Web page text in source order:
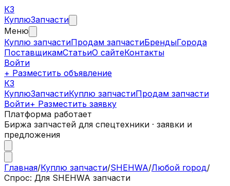
КЗ
КуплюЗапчасти
Меню
Куплю запчастиПродам запчастиБрендыГорода
ПоставщикамСтатьиО сайтеКонтакты
Войти
+ Разместить объявление
КЗ
КуплюЗапчастиКуплю запчастиПродам запчасти
Войти+ Разместить заявку
Платформа работает
Биржа запчастей для спецтехники · заявки и
предложения
Главная/Куплю запчасти/SHEHWA/Любой город/
Спрос: Для SHEHWA запчасти